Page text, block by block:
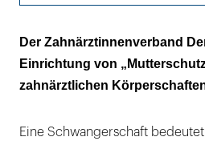
Die junge Generation
Der Zahnärztinnenverband
Einrichtung von
zahnärztlichen
Eine Schwangerschaft